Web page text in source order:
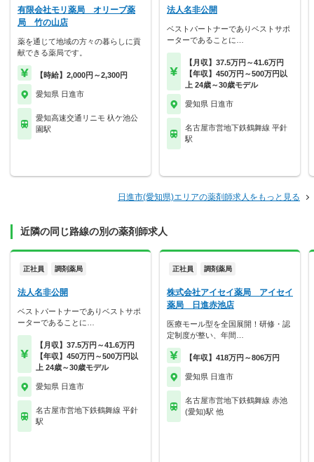
有限会社モリ薬局 オリーブ薬
局 竹の山店
薬を通じて地域の方々の暮らしに貢
献できる薬局です。
【時給】2,000円～2,300円
愛知県 日進市
愛知高速交通リニモ 杁ケ池公
園駅
法人名非公開
ベストパートナーでありベストサポ
ーターであることに…
【月収】37.5万円～41.6万円
【年収】450万円～500万円以
上 24歳～30歳モデル
愛知県 日進市
名古屋市営地下鉄鶴舞線 平針
駅
日進市(愛知県)エリアの薬剤師求人をもっと見る
近隣の同じ路線の別の薬剤師求人
正社員 調剤薬局
法人名非公開
ベストパートナーでありベストサポ
ーターであることに…
【月収】37.5万円～41.6万円
【年収】450万円～500万円以
上 24歳～30歳モデル
愛知県 日進市
名古屋市営地下鉄鶴舞線 平針
駅
正社員 調剤薬局
株式会社アイセイ薬局 アイセイ
薬局 日進赤池店
医療モール型を全国展開！研修・認
定制度が整い、年間…
【年収】418万円～806万円
愛知県 日進市
名古屋市営地下鉄鶴舞線 赤池
(愛知)駅 他